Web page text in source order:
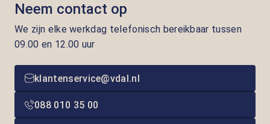
Neem contact op
We zijn elke werkdag telefonisch bereikbaar tussen
09.00 en 12.00 uur
klantenservice@vdal.nl
088 010 35 00